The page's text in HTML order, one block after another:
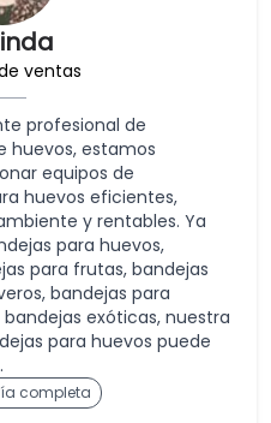
ventas
profesional de
huevos, estamos
equipos de
huevos eficientes,
y rentables. Ya
para huevos,
para frutas, bandejas
bandejas para
exóticas, nuestra
para huevos puede
completa